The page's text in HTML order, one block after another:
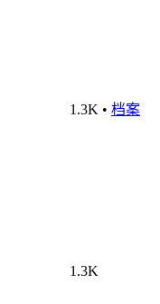
1.3K • 档案
1.3K